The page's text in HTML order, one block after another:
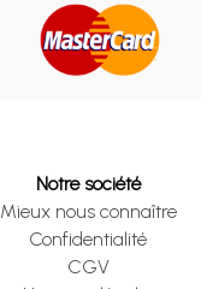
Notre société
Mieux nous connaître
Confidentialité
CGV